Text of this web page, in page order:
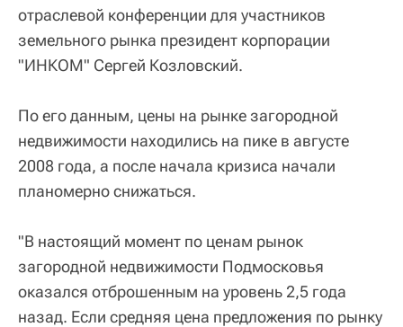
отраслевой конференции для участников
земельного рынка президент корпорации
"ИНКОМ" Сергей Козловский.
По его данным, цены на рынке загородной
недвижимости находились на пике в августе
2008 года, а после начала кризиса начали
планомерно снижаться.
"В настоящий момент по ценам рынок
загородной недвижимости Подмосковья
оказался отброшенным на уровень 2,5 года
назад. Если средняя цена предложения по рынку